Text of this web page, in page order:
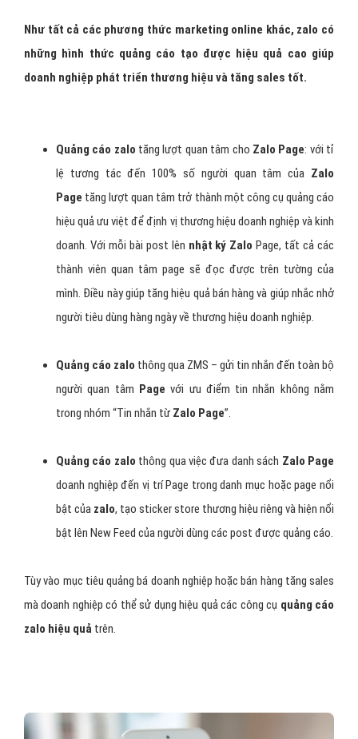
Như tất cả các phương thức marketing online khác, zalo có
những hình thức quảng cáo tạo được hiệu quả cao giúp
doanh nghiệp phát triển thương hiệu và tăng sales tốt.
Quảng cáo zalo tăng lượt quan tâm cho Zalo Page: với tỉ
lệ tương tác đến 100% số người quan tâm của Zalo
Page tăng lượt quan tâm trở thành một công cụ quảng cáo
hiệu quả ưu việt để định vị thương hiệu doanh nghiệp và kinh
doanh. Với mỗi bài post lên nhật ký ZaloPage, tất cả các
thành viên quan tâm page sẽ đọc được trên tường của
mình. Điều này giúp tăng hiệu quả bán hàng và giúp nhắc nhở
người tiêu dùng hàng ngày về thương hiệu doanh nghiệp.
Quảng cáo zalo thông qua ZMS – gửi tin nhắn đến toàn bộ
người quan tâm Pagevới ưu điểm tin nhắn không nằm
trong nhóm “Tin nhắn từ Zalo Page”.
Quảng cáo zalo thông qua việc đưa danh sách Zalo Page
doanh nghiệp đến vị trí Page trong danh mục hoặc page nổi
bật của zalo, tạo sticker store thương hiệu riêng và hiện nổi
bật lên New Feed của người dùng các post được quảng cáo.
Tùy vào mục tiêu quảng bá doanh nghiệp hoặc bán hàng tăng sales
mà doanh nghiệp có thể sử dụng hiệu quả các công cụ quảng cáo
zalo hiệu quả trên.